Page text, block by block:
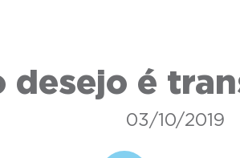
desejo é
03/10/2019